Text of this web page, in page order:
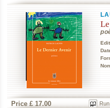
Price £ 17.00